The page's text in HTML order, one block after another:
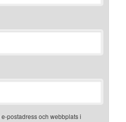
postadress och webbplats i